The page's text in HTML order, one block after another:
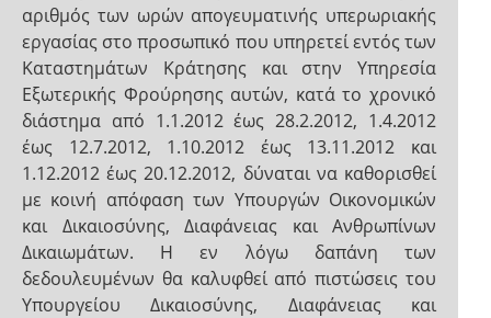
αριθμός των ωρών απογευματινής υπερωριακής
εργασίας στο προσωπικό που υπηρετεί εντός των
Καταστημάτων Κράτησης και στην Υπηρεσία
Εξωτερικής Φρούρησης αυτών, κατά το χρονικό
διάστημα από 1.1.2012 έως 28.2.2012, 1.4.2012
έως 12.7.2012, 1.10.2012 έως 13.11.2012 και
1.12.2012 έως 20.12.2012, δύναται να καθορισθεί
με κοινή απόφαση των Υπουργών Οικονομικών
και Δικαιοσύνης, Διαφάνειας και Ανθρωπίνων
Δικαιωμάτων. Η εν λόγω δαπάνη των
δεδουλευμένων θα καλυφθεί από πιστώσεις του
Υπουργείου Δικαιοσύνης, Διαφάνειας και